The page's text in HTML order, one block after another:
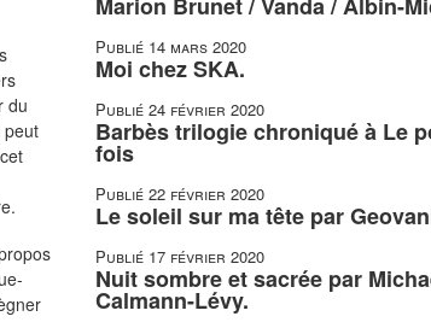
du
peut
Publié 14 mars 2020
Moi chez SKA.
Publié 24 février 2020
Barbès trilogie chroniqué à Le
fois
Publié 22 février 2020
Le soleil sur ma tête par
Publié 17 février 2020
Nuit sombre et sacrée par
Calmann-Lévy.